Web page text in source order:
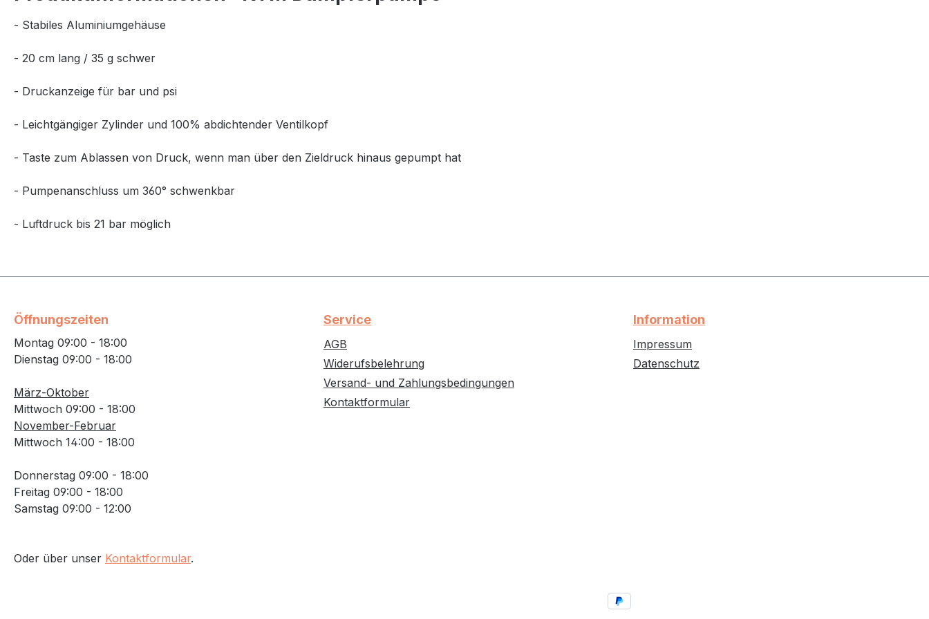
- Stabiles Aluminiumgehäuse
- 20 cm lang / 35 g schwer
- Druckanzeige für bar und psi
- Leichtgängiger Zylinder und 100% abdichtender Ventilkopf
- Taste zum Ablassen von Druck, wenn man über den Zieldruck hinaus gepumpt hat
- Pumpenanschluss um 360° schwenkbar
- Luftdruck bis 21 bar möglich
Öffnungszeiten
Montag 09:00 - 18:00
Dienstag 09:00 - 18:00
März-Oktober
Mittwoch 09:00 - 18:00
November-Februar
Mittwoch 14:00 - 18:00
Donnerstag 09:00 - 18:00
Freitag 09:00 - 18:00
Samstag 09:00 - 12:00
Oder über unser Kontaktformular.
Service
AGB
Widerufsbelehrung
Versand- und Zahlungsbedingungen
Kontaktformular
Information
Impressum
Datenschutz